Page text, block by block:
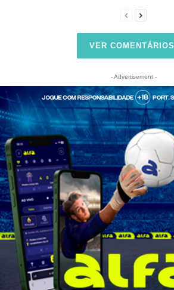
VER COMENTÁRIOS
- Advertisement -